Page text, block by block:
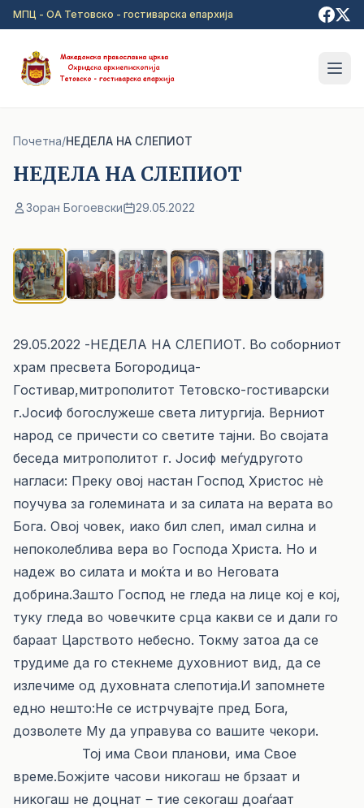
Прејди на главна содржина
МПЦ - ОА Тетовско - гостиварска епархија
Почетна/НЕДЕЛА НА СЛЕПИОТ
НЕДЕЛА НА СЛЕПИОТ
Зоран Богоевски 29.05.2022
29.05.2022 -НЕДЕЛА НА СЛЕПИОТ. Во соборниот
храм пресвета Богородица-
Гостивар,митрополитот Тетовско-гостиварски
г.Јосиф богослужеше света литургија. Верниот
народ се причести со светите тајни. Во својата
беседа митрополитот г. Јосиф меѓудругото
нагласи: Преку овој настан Господ Христос нè
поучува за големината и за силата на верата во
Бога. Овој човек, иако бил слеп, имал силна и
непоколеблива вера во Господа Христа. Но и
надеж во силата и моќта и во Неговата
добрина.Зашто Господ не гледа на лице кој е кој,
туку гледа во човеч­ки­те срца какви се и дали го
бараат Царството небесно. Токму затоа да се
трудиме да го стекнеме духовниот вид, да се
излечиме од духовната слепотија.И запомнете
едно нешто:Не се истрчувајте пред Бога,
дозволете Му да управува со вашите чекори.
Тој има Свои планови, има Свое
време.Божјите часови никогаш не брзаат и
никогаш не доцнат ‒ тие секогаш доаѓаат